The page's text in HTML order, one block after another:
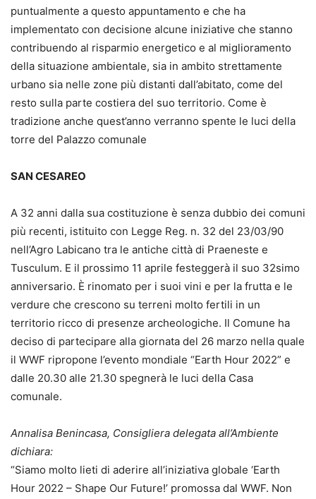
puntualmente a questo appuntamento e che ha
implementato con decisione alcune iniziative che stanno
contribuendo al risparmio energetico e al miglioramento
della situazione ambientale, sia in ambito strettamente
urbano sia nelle zone più distanti dall’abitato, come del
resto sulla parte costiera del suo territorio. Come è
tradizione anche quest’anno verranno spente le luci della
torre del Palazzo comunale
SAN CESAREO
A 32 anni dalla sua costituzione è senza dubbio dei comuni
più recenti, istituito con Legge Reg. n. 32 del 23/03/90
nell’Agro Labicano tra le antiche città di Praeneste e
Tusculum. E il prossimo 11 aprile festeggerà il suo 32simo
anniversario. È rinomato per i suoi vini e per la frutta e le
verdure che crescono su terreni molto fertili in un
territorio ricco di presenze archeologiche. Il Comune ha
deciso di partecipare alla giornata del 26 marzo nella quale
il WWF ripropone l’evento mondiale “Earth Hour 2022” e
dalle 20.30 alle 21.30 spegnerà le luci della Casa
comunale.
Annalisa Benincasa, Consigliera delegata all’Ambiente
dichiara:
“Siamo molto lieti di aderire all’iniziativa globale ‘Earth
Hour 2022 – Shape Our Future!’ promossa dal WWF. Non